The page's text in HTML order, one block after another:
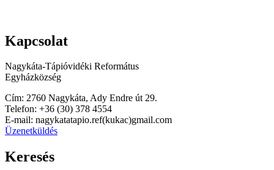
Kapcsolat
Nagykáta-Tápióvidéki Református
Egyházközség
Cím: 2760 Nagykáta, Ady Endre út 29.
Telefon: +36 (30) 378 4554
E-mail: nagykatatapio.ref(kukac)gmail.com
Üzenetküldés
Keresés